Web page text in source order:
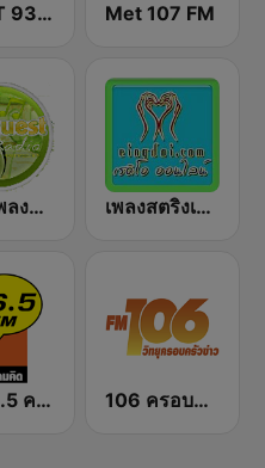
GREAT 93 | ONLINE Met 107 FM
สถานีเพลงสตริง Request Radio เพลงสตริงเก่า Eingdoi Radio
FM 96.5 คลื่นความคิด Thinking Radio 106 ครอบครัวข่าว